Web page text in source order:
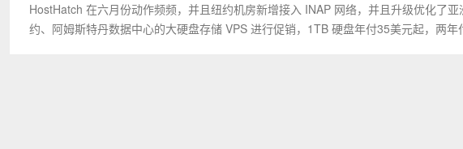
HostHatch 在六月份动作频频，并且纽约机房新增接入 INAP 网络，并且升级优化了
约、阿姆斯特丹数据中心的大硬盘存储 VPS 进行促销，1TB 硬盘年付35美元起，两年